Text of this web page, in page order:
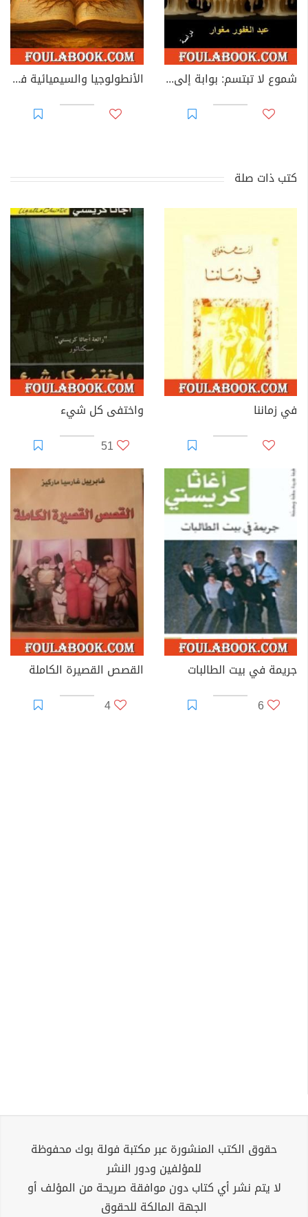
شموع لا تبتسم: بوابة إلى عالم الألم الأنطولوجيا والسيميائية في المتن الروائي لأحمد طايل
كتب ذات صلة
في زماننا
واختفى كل شيء
51
جريمة في بيت الطالبات
6
القصص القصيرة الكاملة
4
حقوق الكتب المنشورة عبر مكتبة فولة بوك محفوظة
للمؤلفين ودور النشر
لا يتم نشر أي كتاب دون موافقة صريحة من المؤلف أو
الجهة المالكة للحقوق